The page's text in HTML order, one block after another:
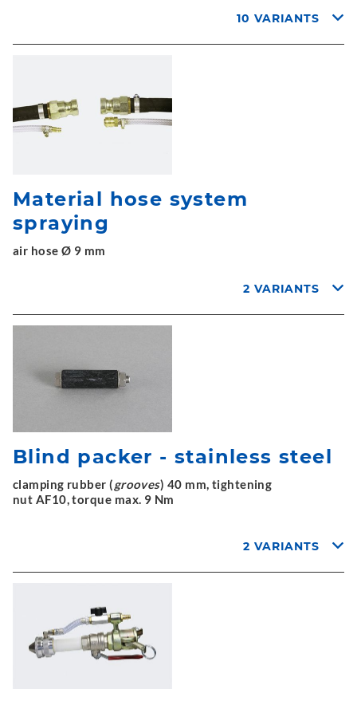
10 VARIANTS
Material hose system
spraying
air hose Ø 9 mm
2 VARIANTS
Blind packer - stainless steel
clamping rubber (grooves) 40 mm, tightening
nut AF10, torque max. 9 Nm
2 VARIANTS